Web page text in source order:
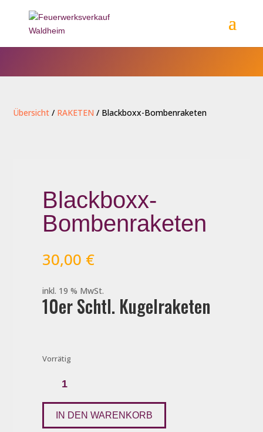
Übersicht / RAKETEN / Blackboxx-Bombenraketen
Blackboxx-
Bombenraketen
30,00 €
inkl. 19 % MwSt.
10er Schtl. Kugelraketen
Vorrätig
Bombenraketen
IN DEN WARENKORB